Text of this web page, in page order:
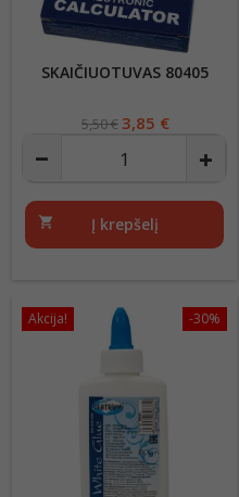
SKAIČIUOTUVAS 80405
Regular
5,50 € Kaina
3,85 €
shopping_cart Į krepšelį
-30%
Akcija!